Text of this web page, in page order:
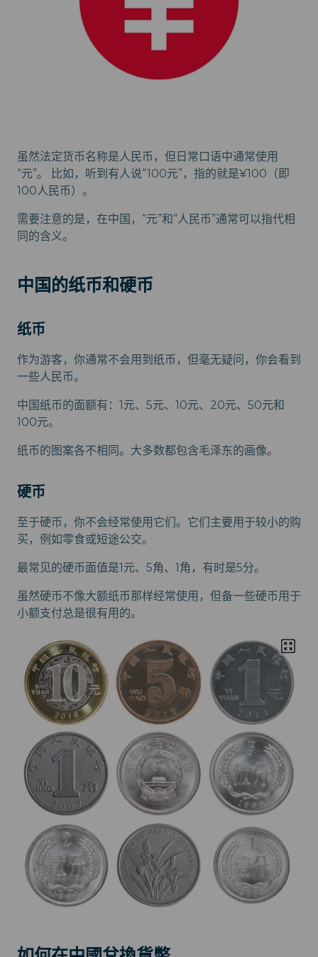
虽然法定货币名称是人民币，但日常口语中通常使用
“元”。 比如，听到有人说“100元”，指的就是¥100（即
100人民币）。
需要注意的是，在中国，“元”和“人民币”通常可以指代相
同的含义。
中国的纸币和硬币
纸币
作为游客，你通常不会用到纸币，但毫无疑问，你会看到
一些人民币。
中国纸币的面额有：1元、5元、10元、20元、50元和
100元。
纸币的图案各不相同。大多数都包含毛泽东的画像。
硬币
至于硬币，你不会经常使用它们。它们主要用于较小的购
买，例如零食或短途公交。
最常见的硬币面值是1元、5角、1角，有时是5分。
虽然硬币不像大额纸币那样经常使用，但备一些硬币用于
小额支付总是很有用的。